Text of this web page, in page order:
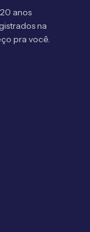
anos
na
pra você.